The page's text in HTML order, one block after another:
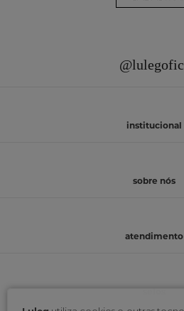
institucional
sobre nós
atendimento